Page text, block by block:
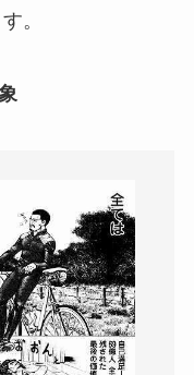
。